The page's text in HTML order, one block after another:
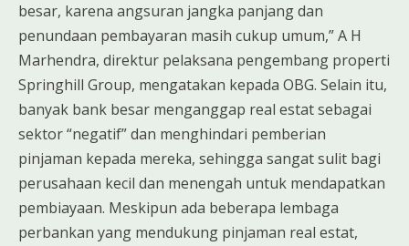
besar, karena angsuran jangka panjang dan
penundaan pembayaran masih cukup umum,” A H
Marhendra, direktur pelaksana pengembang properti
Springhill Group, mengatakan kepada OBG. Selain itu,
banyak bank besar menganggap real estat sebagai
sektor “negatif” dan menghindari pemberian
pinjaman kepada mereka, sehingga sangat sulit bagi
perusahaan kecil dan menengah untuk mendapatkan
pembiayaan. Meskipun ada beberapa lembaga
perbankan yang mendukung pinjaman real estat,